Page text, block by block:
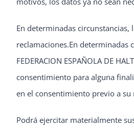
En determinadas
reclamaciones.En determinadas
FEDERACION ESPAÑOLA DE
consentimiento para alguna
en el consentimiento previo a su
Podrá ejercitar materialmente